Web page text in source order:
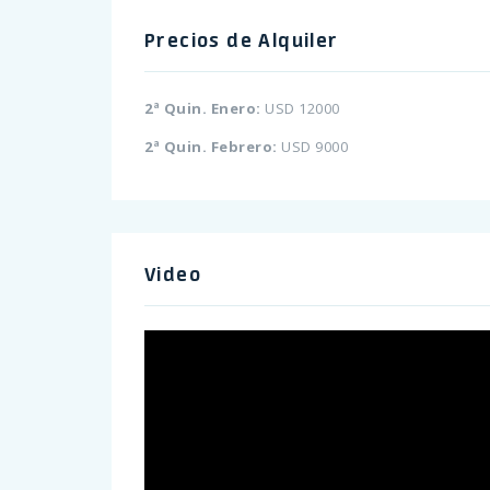
Precios de Alquiler
2ª Quin. Enero: USD 12000
2ª Quin. Febrero: USD 9000
Video